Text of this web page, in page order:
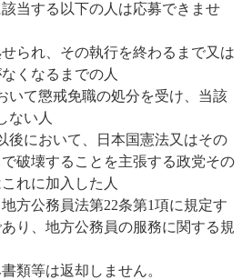
当する以下の人は応募できませ
られ、その執行を終わるまで又は
くなるまでの人
て懲戒免職の処分を受け、当該
ない人
において、日本国憲法又はその
破壊することを主張する政党その
れに加入した人
方公務員法第22条第1項に規定す
り、地方公務員の服務に関する規
類等は返却しません。